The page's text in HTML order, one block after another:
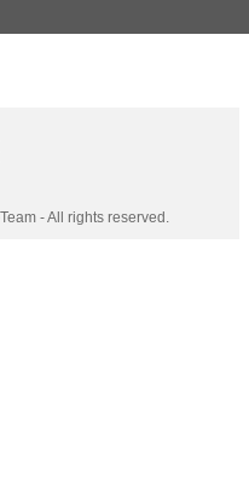
- All rights reserved.